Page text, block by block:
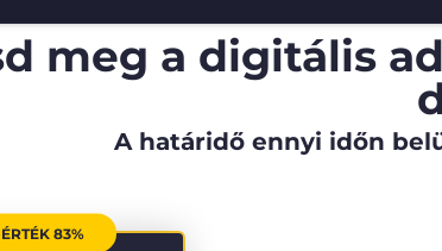
meg a digitális
A határidő ennyi időn
83%